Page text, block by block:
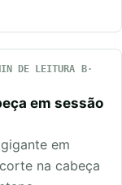
DE LEITURA
em sessão
em
na cabeça